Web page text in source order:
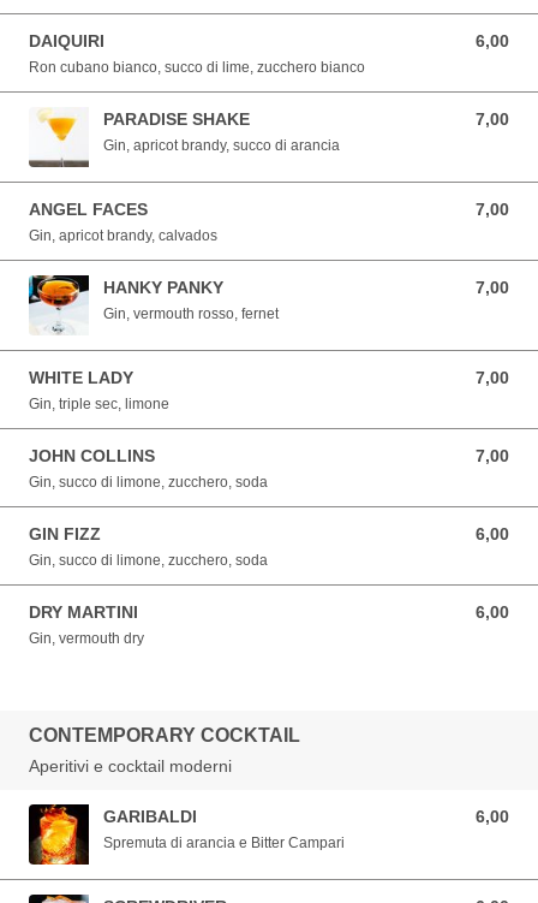
DAIQUIRI 6,00
6,00 EUR
Ron cubano bianco, succo di lime, zucchero bianco
PARADISE SHAKE 7,00
7,00 EUR
Gin, apricot brandy, succo di arancia
ANGEL FACES 7,00
7,00 EUR
Gin, apricot brandy, calvados
HANKY PANKY 7,00
7,00 EUR
Gin, vermouth rosso, fernet
WHITE LADY 7,00
7,00 EUR
Gin, triple sec, limone
JOHN COLLINS 7,00
7,00 EUR
Gin, succo di limone, zucchero, soda
GIN FIZZ 6,00
6,00 EUR
Gin, succo di limone, zucchero, soda
DRY MARTINI 6,00
6,00 EUR
Gin, vermouth dry
CONTEMPORARY COCKTAIL
Aperitivi e cocktail moderni
GARIBALDI 6,00
6,00 EUR
Spremuta di arancia e Bitter Campari